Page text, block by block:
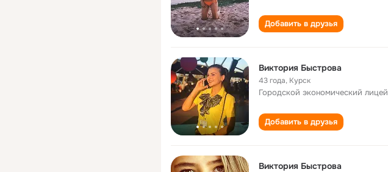
Добавить в друзья
Виктория Быстрова
43 года, Курск
Городской экономический лицей
Добавить в друзья
Виктория Быстрова